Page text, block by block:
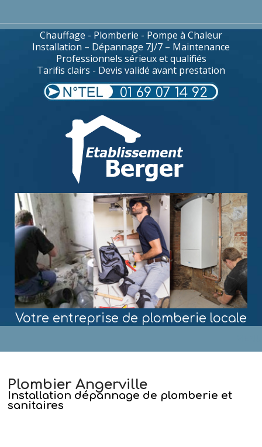
Chauffage - Plomberie - Pompe à Chaleur
Installation – Dépannage 7J/7 – Maintenance
Professionnels sérieux et qualifiés
Tarifis clairs - Devis validé avant prestation
01 69 07 14 92
Votre entreprise de plomberie locale
Plombier Angerville
Installation dépannage de plomberie et
sanitaires